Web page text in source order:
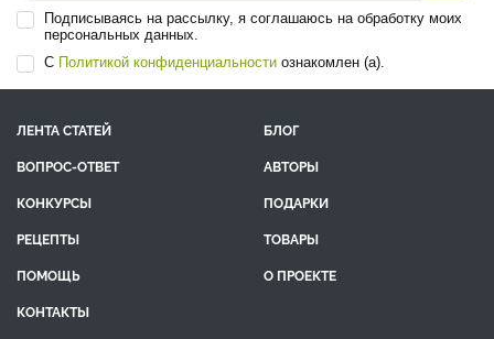
Подписываясь на рассылку, я соглашаюсь на обработку моих
персональных данных.
С Политикой конфиденциальности ознакомлен (а).
ЛЕНТА СТАТЕЙ
БЛОГ
ВОПРОС-ОТВЕТ
АВТОРЫ
КОНКУРСЫ
ПОДАРКИ
РЕЦЕПТЫ
ТОВАРЫ
ПОМОЩЬ
О ПРОЕКТЕ
КОНТАКТЫ